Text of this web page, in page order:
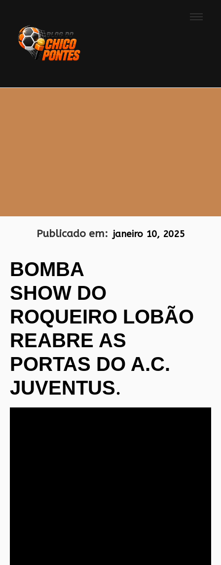
Publicado em: janeiro 10, 2025
BOMBA
SHOW DO
ROQUEIRO LOBÃO
REABRE AS
PORTAS DO A.C.
JUVENTUS.